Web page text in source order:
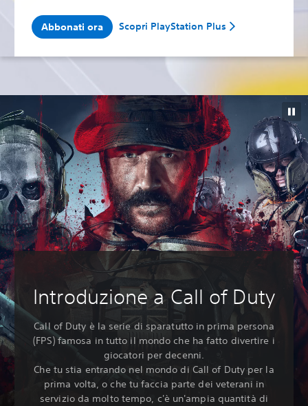
Abbonati ora Scopri PlayStation Plus
Introduzione a Call of Duty
Call of Duty è la serie di sparatutto in prima persona
(FPS) famosa in tutto il mondo che ha fatto divertire i
giocatori per decenni.
Che tu stia entrando nel mondo di Call of Duty per la
prima volta, o che tu faccia parte dei veterani in
servizio da molto tempo, c'è un'ampia quantità di